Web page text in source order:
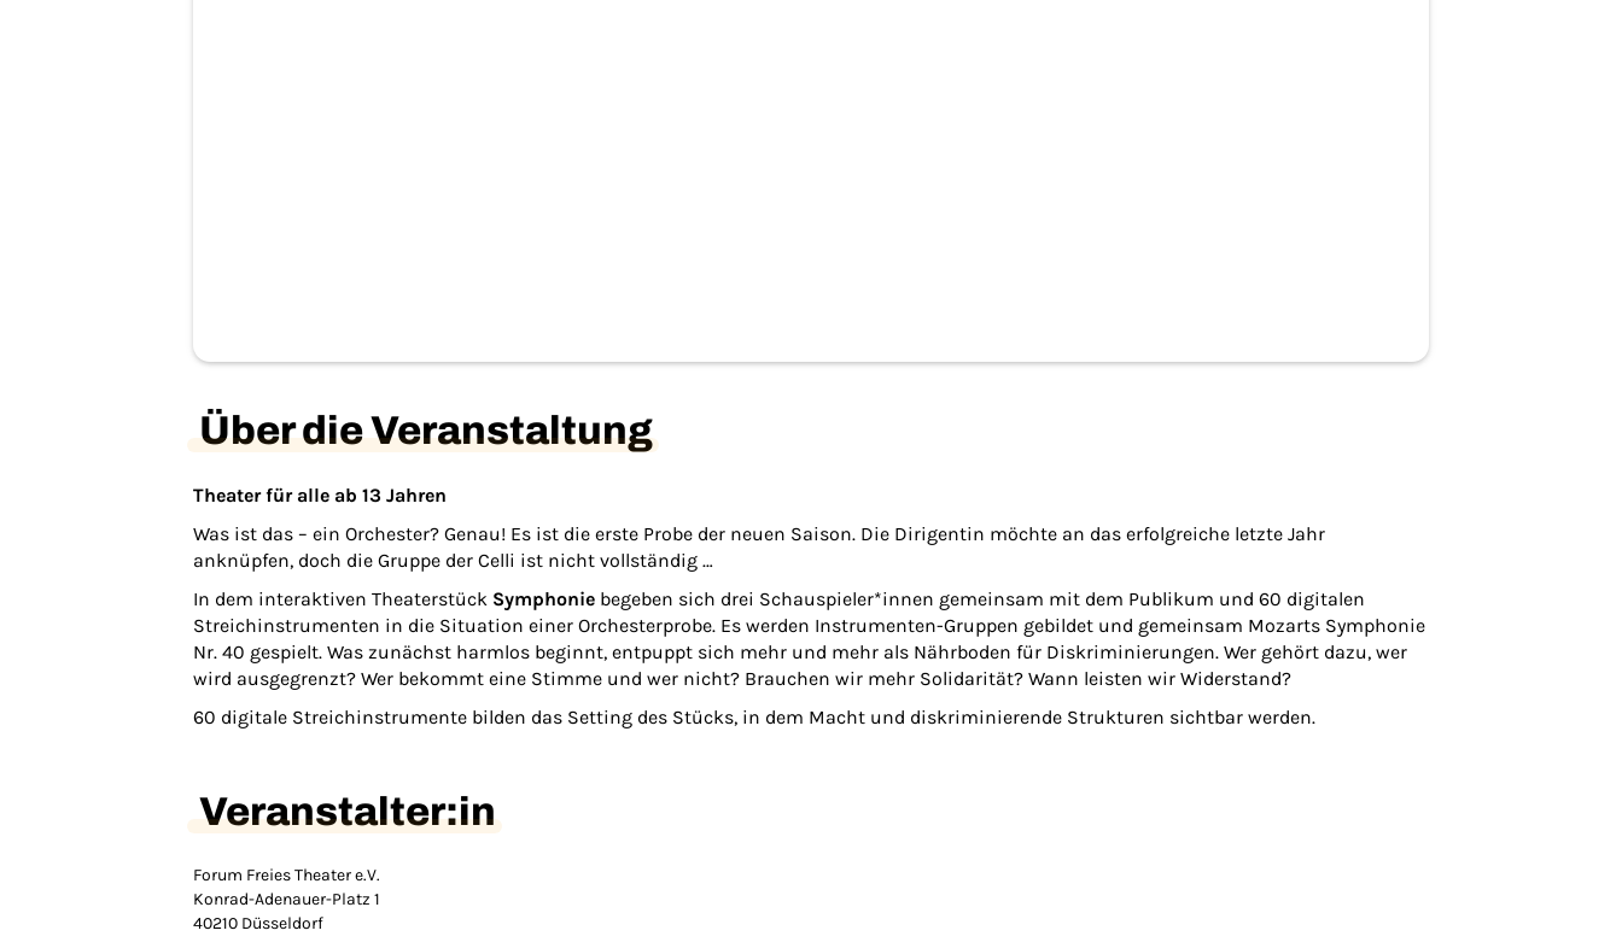
Über die Veranstaltung
Theater für alle ab 13 Jahren
Was ist das – ein Orchester? Genau! Es ist die erste Probe der neuen Saison. Die Dirigentin möchte an das erfolgreiche letzte Jahr
anknüpfen, doch die Gruppe der Celli ist nicht vollständig …
In dem interaktiven Theaterstück Symphonie begeben sich drei Schauspieler*innen gemeinsam mit dem Publikum und 60 digitalen
Streichinstrumenten in die Situation einer Orchesterprobe. Es werden Instrumenten-Gruppen gebildet und gemeinsam Mozarts Symphonie
Nr. 40 gespielt. Was zunächst harmlos beginnt, entpuppt sich mehr und mehr als Nährboden für Diskriminierungen. Wer gehört dazu, wer
wird ausgegrenzt? Wer bekommt eine Stimme und wer nicht? Brauchen wir mehr Solidarität? Wann leisten wir Widerstand?
60 digitale Streichinstrumente bilden das Setting des Stücks, in dem Macht und diskriminierende Strukturen sichtbar werden.
Veranstalter:in
Forum Freies Theater e.V.
Konrad-Adenauer-Platz 1
40210 Düsseldorf